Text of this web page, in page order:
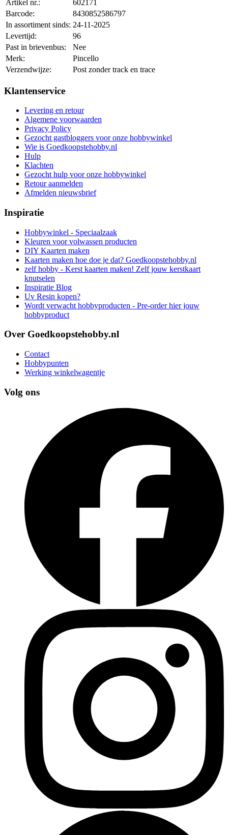
Artikel nr.:
602171
Barcode:
8430852586797
In assortiment sinds: 24-11-2025
Levertijd:
96
Past in brievenbus:
Nee
Merk:
Pincello
Verzendwijze:
Post zonder track en trace
Klantenservice
Levering en retour
Algemene voorwaarden
Privacy Policy
Gezocht gastbloggers voor onze hobbywinkel
Wie is Goedkoopstehobby.nl
Hulp
Klachten
Gezocht hulp voor onze hobbywinkel
Retour aanmelden
Afmelden nieuwsbrief
Inspiratie
Hobbywinkel - Speciaalzaak
Kleuren voor volwassen producten
DIY Kaarten maken
Kaarten maken hoe doe je dat? Goedkoopstehobby.nl
zelf hobby - Kerst kaarten maken! Zelf jouw kerstkaart
knutselen
Inspiratie Blog
Uv Resin kopen?
Wordt verwacht hobbyproducten - Pre-order hier jouw
hobbyproduct
Over Goedkoopstehobby.nl
Contact
Hobbypunten
Werking winkelwagentje
Volg ons